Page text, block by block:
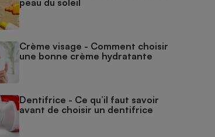
peau du soleil
Crème visage - Comment choisir
une bonne crème hydratante
Dentifrice - Ce qu’il faut savoir
avant de choisir un dentifrice